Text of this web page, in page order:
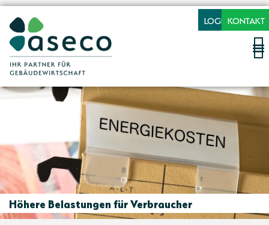
LOGINKONTAKT
Höhere Belastungen für Verbraucher